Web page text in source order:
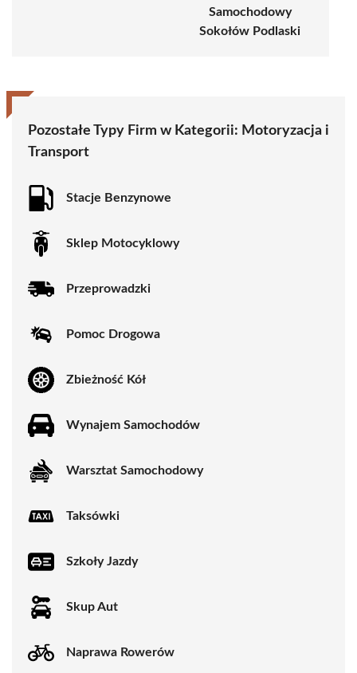
Samochodowy
Sokołów Podlaski
Pozostałe Typy Firm w Kategorii: Motoryzacja i
Transport
Stacje Benzynowe
Sklep Motocyklowy
Przeprowadzki
Pomoc Drogowa
Zbieżność Kół
Wynajem Samochodów
Warsztat Samochodowy
Taksówki
Szkoły Jazdy
Skup Aut
Naprawa Rowerów